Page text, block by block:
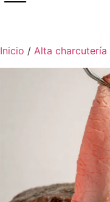
Inicio / Alta charcutería